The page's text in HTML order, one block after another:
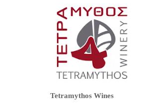
Tetramythos Wines